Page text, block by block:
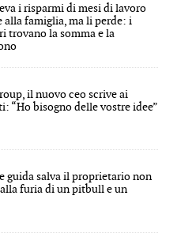
i risparmi di mesi di lavoro
alla famiglia, ma li perde: i
trovano la somma e la
il nuovo ceo scrive ai
“Ho bisogno delle vostre idee”
guida salva il proprietario non
furia di un pitbull e un